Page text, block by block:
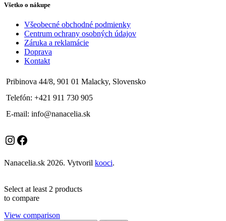
Všetko o nákupe
Všeobecné obchodné podmienky
Centrum ochrany osobných údajov
Záruka a reklamácie
Doprava
Kontakt
Pribinova 44/8, 901 01 Malacky, Slovensko
Telefón: +421 911 730 905
E-mail: info@nanacelia.sk
Instagram
Facebook
Nanacelia.sk 2026. Vytvoril kooci.
Select at least 2 products
to compare
View comparison